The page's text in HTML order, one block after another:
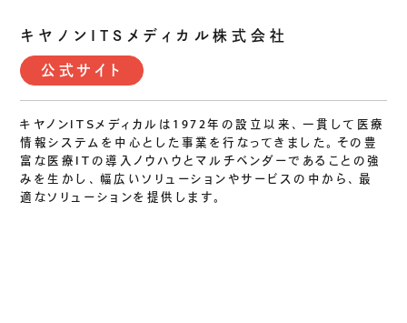
キヤノンITSメディカル株式会社
公式サイト
キヤノンITSメディカルは1972年の設立以来、一貫して医療
情報システムを中心とした事業を行なってきました。その豊
富な医療ITの導入ノウハウとマルチベンダーであることの強
みを生かし、幅広いソリューションやサービスの中から、最
適なソリューションを提供します。